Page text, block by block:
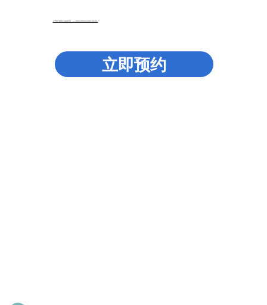
为了在更广阔的地方传递更多希望，AOP第四家诊所即将在洛克菲勒中心附近启幕。
立即预约